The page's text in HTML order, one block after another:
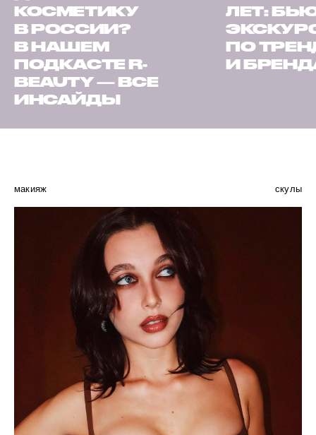
КОСМЕТИКУ
В РОССИИ?
В НАШЕМ
ПОДКАСТЕ R-
BEAUTY — ВСЕ
ИНСАЙДЫ
ЛЕТ:
ПО
И
макияж скулы